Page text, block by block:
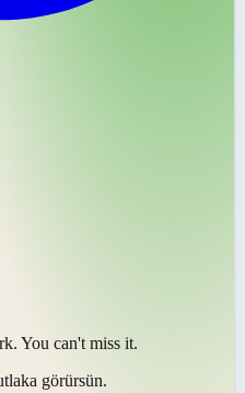
You can't miss it.
görürsün.